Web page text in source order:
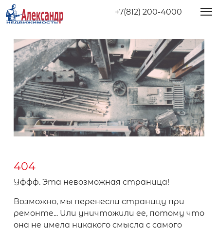
+7(812) 200-4000
404
Уффф. Эта невозможная страница!
Возможно, мы перенесли страницу при
ремонте... Или уничтожили ее, потому что
она не имела никакого смысла с самого